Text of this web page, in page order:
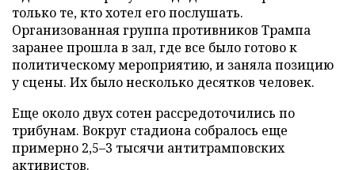
только те, кто хотел его послушать.
Организованная группа противников Трампа
заранее прошла в зал, где все было готово к
политическому мероприятию, и заняла позицию
у сцены. Их было несколько десятков человек.
Еще около двух сотен рассредоточились по
трибунам. Вокруг стадиона собралось еще
примерно 2,5–3 тысячи антитрамповских
активистов.